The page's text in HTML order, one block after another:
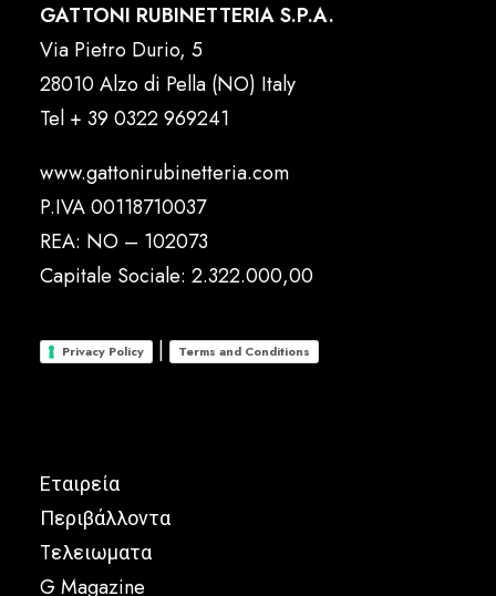
GATTONI RUBINETTERIA S.P.A.
Via Pietro Durio, 5
28010 Alzo di Pella (NO) Italy
Tel + 39 0322 969241
www.gattonirubinetteria.com
P.IVA 00118710037
REA: NO – 102073
Capitale Sociale: 2.322.000,00
Privacy Policy | Terms and Conditions
Εταιρεία
Περιβάλλοντα
Tελειωματα
G Magazine